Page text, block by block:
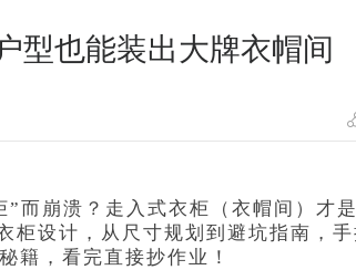
型也能装出大牌衣帽间
而崩溃？走入式衣柜（衣帽间）才
柜设计，从尺寸规划到避坑指南，
籍，看完直接抄作业！